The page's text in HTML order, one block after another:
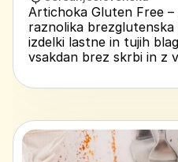
Artichoka Gluten Free
raznolika
izdelki lastne in tujih
vsakdan brez skrbi in z